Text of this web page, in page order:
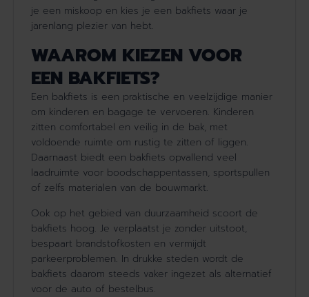
je een miskoop en kies je een bakfiets waar je
jarenlang plezier van hebt.
WAAROM KIEZEN VOOR
EEN BAKFIETS?
Een bakfiets is een praktische en veelzijdige manier
om kinderen en bagage te vervoeren. Kinderen
zitten comfortabel en veilig in de bak, met
voldoende ruimte om rustig te zitten of liggen.
Daarnaast biedt een bakfiets opvallend veel
laadruimte voor boodschappentassen, sportspullen
of zelfs materialen van de bouwmarkt.
Ook op het gebied van duurzaamheid scoort de
bakfiets hoog. Je verplaatst je zonder uitstoot,
bespaart brandstofkosten en vermijdt
parkeerproblemen. In drukke steden wordt de
bakfiets daarom steeds vaker ingezet als alternatief
voor de auto of bestelbus.